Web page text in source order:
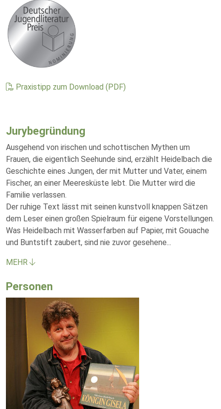
Praxistipp zum Download (PDF)
Jurybegründung
Ausgehend von irischen und schottischen Mythen um
Frauen, die eigentlich Seehunde sind, erzählt Heidelbach die
Geschichte eines Jungen, der mit Mutter und Vater, einem
Fischer, an einer Meeresküste lebt. Die Mutter wird die
Familie verlassen.
Der ruhige Text lässt mit seinen kunstvoll knappen Sätzen
dem Leser einen großen Spielraum für eigene Vorstellungen.
Was Heidelbach mit Wasserfarben auf Papier, mit Gouache
und Buntstift zaubert, sind nie zuvor gesehene...
MEHR
Personen